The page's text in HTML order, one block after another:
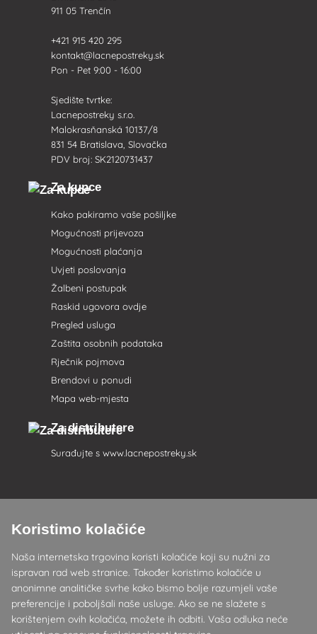
911 05 Trenčín
+421 915 420 295
kontakt@lacnepostreky.sk
Pon - Pet 9:00 - 16:00
Sjedište tvrtke:
Lacnepostreky s.r.o.
Malokrasňanská 10137/8
831 54 Bratislava, Slovačka
PDV broj: SK2120731437
Za kupce
Kako pakiramo vaše pošiljke
Mogućnosti prijevoza
Mogućnosti plaćanja
Uvjeti poslovanja
Žalbeni postupak
Raskid ugovora ovdje
Pregled usluga
Zaštita osobnih podataka
Rječnik pojmova
Brendovi u ponudi
Mapa web-mjesta
Za distributere
Surađujte s www.lacnepostreky.sk
Uvijek ćemo vas profesionalno savjetovati
Reklamacije obrađujemo u roku od 24 sata
85% robe na zalihi
Dostava u roku od 24 sata od ponedjeljka do petka
Koristimo kolačiće
Naša internetska trgovina koristi kolačiće koji su nužni za
ispravan rad web stranice. Također koristimo kolačiće u
anonimne analitičke svrhe kako bismo bolje razumjeli vaše
preferencije i poboljšali naše usluge. Ako se ne slažete s
korištenjem ovih kolačića, možete ih odbiti. Vaša odluka neće